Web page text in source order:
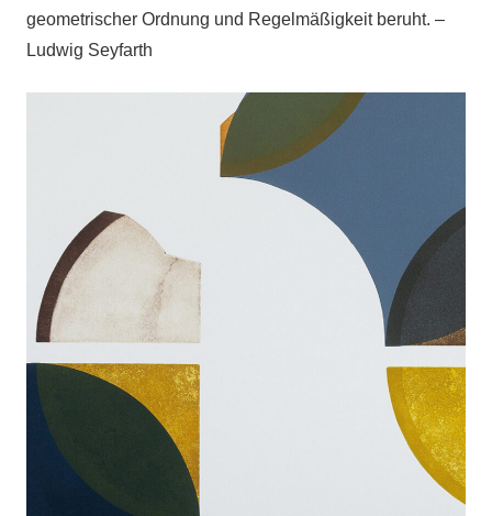
geometrischer Ordnung und Regelmäßigkeit beruht. –
Ludwig Seyfarth